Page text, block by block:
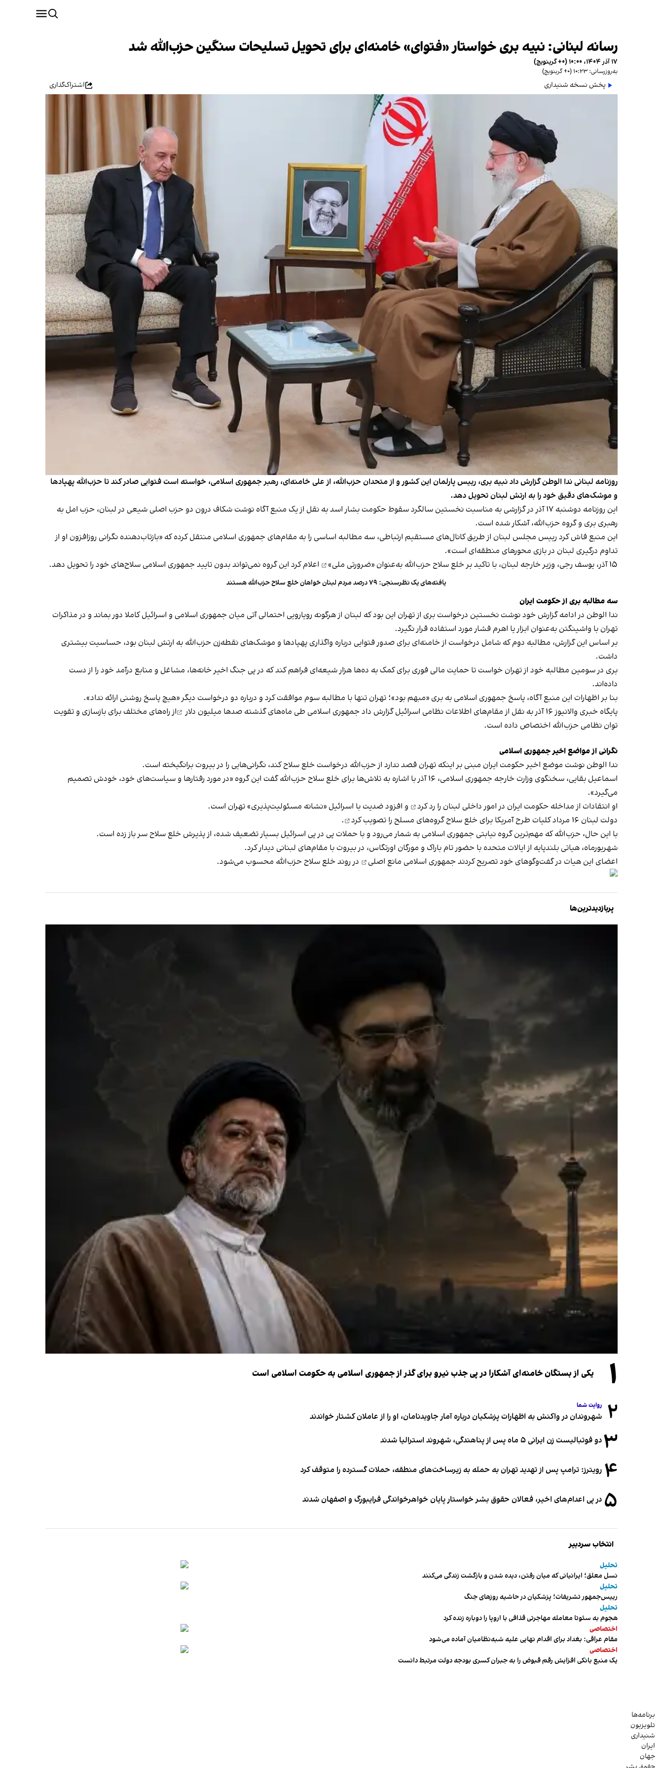
رسانه لبنانی: نبیه بری خواستار «فتوای» خامنه‌ای برای تحویل تسلیحات سنگین حزب‌الله شد
۱۷ آذر ۱۴۰۴، ۱۰:۰۰ (‎+۰ گرینویچ)
به‌روزرسانی: ۱۰:۲۳ (‎+۰ گرینویچ)
پخش نسخه شنیداری اشتراک‌گذاری
روزنامه لبنانی ندا الوطن گزارش داد نبیه بری، رییس پارلمان این کشور و از متحدان حزب‌الله، از علی خامنه‌ای، رهبر جمهوری اسلامی، خواسته است فتوایی صادر کند تا حزب‌الله پهپادها
و موشک‌های دقیق خود را به ارتش لبنان تحویل دهد.
این روزنامه دوشنبه ۱۷ آذر در گزارشی به مناسبت نخستین سالگرد سقوط حکومت بشار اسد به نقل از یک منبع آگاه نوشت شکاف درون دو حزب اصلی شیعی در لبنان، حزب امل به
رهبری بری و گروه حزب‌الله، آشکار شده است.
این منبع فاش کرد رییس مجلس لبنان از طریق کانال‌های مستقیم ارتباطی‌، سه مطالبه اساسی را به مقام‌های جمهوری اسلامی منتقل کرده که «بازتاب‌دهنده نگرانی روزافزون او از
تداوم درگیری لبنان در بازی محورهای منطقه‌ای است».
۱۵ آذر، یوسف رجی، وزیر خارجه لبنان، با تاکید بر خلع سلاح حزب‌الله به‌عنوان
«ضرورتی ملی» اعلام کرد این گروه نمی‌تواند بدون تایید جمهوری اسلامی سلاح‌های خود را تحویل دهد.
یافته‌های یک نظرسنجی: ۷۹ درصد مردم لبنان خواهان خلع سلاح حزب‌الله هستند
سه مطالبه بری از حکومت ایران
ندا الوطن در ادامه گزارش خود نوشت نخستین درخواست بری از تهران این بود که لبنان از هرگونه رویارویی احتمالی آتی میان جمهوری اسلامی و اسرائیل کاملا دور بماند و در مذاکرات
تهران با واشینگتن به‌عنوان ابزار یا اهرم فشار مورد استفاده قرار نگیرد.
بر اساس این گزارش، مطالبه دوم که شامل درخواست از خامنه‌ای برای صدور فتوایی درباره واگذاری پهپادها و موشک‌های نقطه‌زن حزب‌الله به ارتش لبنان بود، حساسیت بیشتری
داشت.
بری در سومین مطالبه خود از تهران خواست تا حمایت مالی فوری برای کمک به ده‌ها هزار شیعه‌ای فراهم کند که در پی جنگ اخیر خانه‌ها، مشاغل و منابع درآمد خود را از دست
داده‌اند.
بنا بر اظهارات این منبع آگاه، پاسخ جمهوری اسلامی به بری «مبهم بود»؛ تهران تنها با مطالبه سوم موافقت کرد و درباره دو درخواست دیگر «هیچ پاسخ روشنی ارائه نداد».
پایگاه خبری والانیوز ۱۶ آذر به نقل از مقام‌های اطلاعات نظامی اسرائیل گزارش داد جمهوری اسلامی طی ماه‌های گذشته
صدها میلیون دلار
از راه‌های مختلف برای بازسازی و تقویت
توان نظامی حزب‌الله اختصاص داده است.
نگرانی از مواضع اخیر جمهوری اسلامی
ندا الوطن نوشت موضع اخیر حکومت ایران مبنی بر اینکه تهران قصد ندارد از حزب‌الله درخواست خلع سلاح کند، نگرانی‌هایی را در بیروت برانگیخته است.
اسماعیل بقایی، سخنگوی وزارت خارجه جمهوری اسلامی، ۱۶ آذر با اشاره به تلاش‌ها برای خلع سلاح حزب‌الله گفت این گروه «در مورد رفتارها و سیاست‌های خود، خودش تصمیم
می‌گیرد».
او انتقادات از مداخله حکومت ایران در امور داخلی لبنان را رد کرد
و افزود ضدیت با اسرائیل «نشانه مسئولیت‌پذیری» تهران است.
دولت لبنان ۱۶ مرداد کلیات طرح آمریکا برای خلع سلاح گروه‌های مسلح را
تصویب کرد
.
با این حال، حزب‌الله که مهم‌ترین گروه نیابتی جمهوری اسلامی به شمار می‌رود و با حملات پی در پی اسرائیل بسیار تضعیف شده، از پذیرش خلع سلاح سر باز زده است.
شهریورماه، هیاتی بلندپایه از ایالات متحده با حضور تام باراک و مورگان اورتگاس، در بیروت با مقام‌های لبنانی دیدار کرد.
اعضای این هیات در گفت‌وگوهای خود تصریح کردند جمهوری اسلامی مانع اصلی در روند خلع سلاح حزب‌الله محسوب می‌شود.
پربازدیدترین‌ها
۱ یکی از بستگان خامنه‌ای آشکارا در پی جذب نیرو برای گذر از جمهوری اسلامی به حکومت اسلامی است
۲ روایت شما
شهروندان در واکنش به اظهارات پزشکیان درباره آمار جاویدنامان، او را از عاملان کشتار خواندند
۳دو فوتبالیست زن ایرانی ۵ ماه پس از پناهندگی، شهروند استرالیا شدند
۴ رویترز: ترامپ پس از تهدید تهران به حمله به زیرساخت‌های منطقه، حملات گسترده را متوقف کرد
۵ در پی اعدام‌های اخیر، فعالان حقوق بشر خواستار پایان خواهرخواندگی فرایبورگ و اصفهان شدند
انتخاب سردبیر
تحلیل
نسل معلق؛ ایرانیانی که میان رفتن، دیده شدن و بازگشت زندگی می‌کنند
تحلیل
رییس‌جمهور تشریفات؛ پزشکیان در حاشیه روزهای جنگ
تحلیل
هجوم به سئوتا معامله مهاجرتی قذافی با اروپا را دوباره زنده کرد
اختصاصی
مقام عراقی: بغداد برای اقدام نهایی علیه شبه‌نظامیان آماده می‌شود
اختصاصی
یک منبع بانکی افزایش رقم قبوض را به جبران کسری بودجه دولت مرتبط دانست
برنامه‌ها
تلویزیون
شنیداری
ایران
جهان